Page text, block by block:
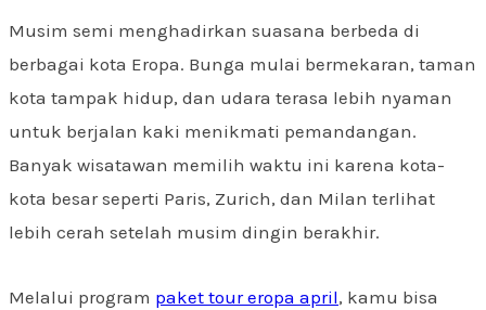
Musim semi menghadirkan suasana berbeda di
berbagai kota Eropa. Bunga mulai bermekaran, taman
kota tampak hidup, dan udara terasa lebih nyaman
untuk berjalan kaki menikmati pemandangan.
Banyak wisatawan memilih waktu ini karena kota-
kota besar seperti Paris, Zurich, dan Milan terlihat
lebih cerah setelah musim dingin berakhir.
Melalui program paket tour eropa april, kamu bisa